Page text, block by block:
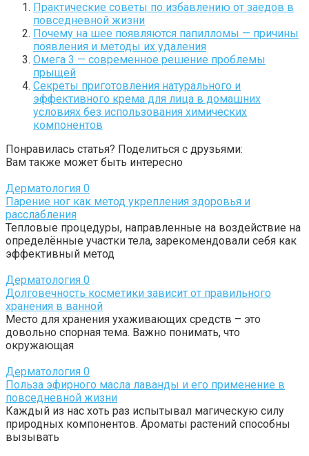
Практические советы по избавлению от заедов в
повседневной жизни
Почему на шее появляются папилломы — причины
появления и методы их удаления
Омега 3 — современное решение проблемы
прыщей
Секреты приготовления натурального и
эффективного крема для лица в домашних
условиях без использования химических
компонентов
Понравилась статья? Поделиться с друзьями:
Вам также может быть интересно
Дерматология 0
Парение ног как метод укрепления здоровья и
расслабления
Тепловые процедуры, направленные на воздействие на
определённые участки тела, зарекомендовали себя как
эффективный метод
Дерматология 0
Долговечность косметики зависит от правильного
хранения в ванной
Место для хранения ухаживающих средств – это
довольно спорная тема. Важно понимать, что
окружающая
Дерматология 0
Польза эфирного масла лаванды и его применение в
повседневной жизни
Каждый из нас хоть раз испытывал магическую силу
природных компонентов. Ароматы растений способны
вызывать